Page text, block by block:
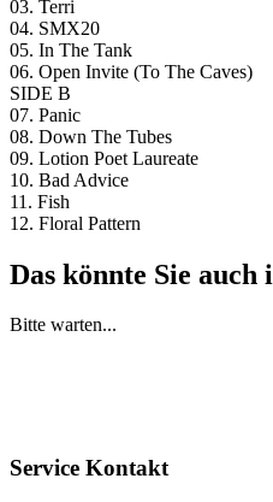
03. Terri
04. SMX20
05. In The Tank
06. Open Invite (To The Caves)
SIDE B
07. Panic
08. Down The Tubes
09. Lotion Poet Laureate
10. Bad Advice
11. Fish
12. Floral Pattern
Das könnte Sie auch
Bitte warten...
Service Kontakt